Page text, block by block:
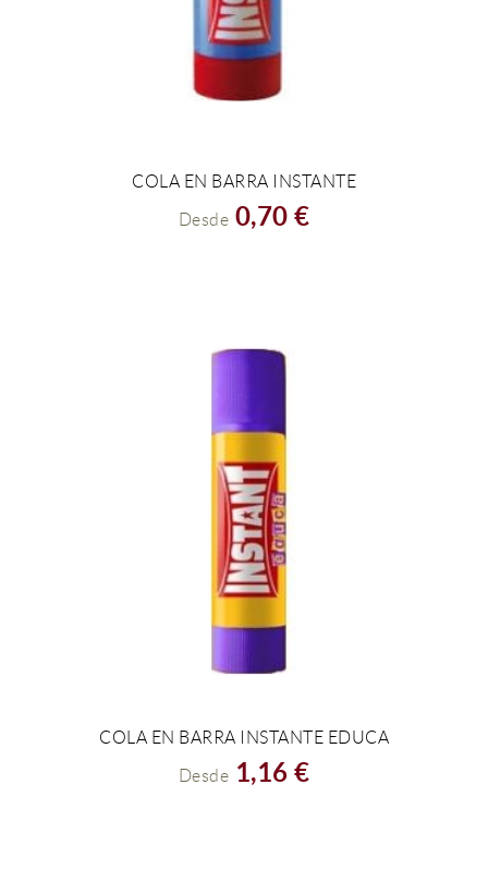
COLA EN BARRA INSTANTE
Desde 0,70 €
COLA EN BARRA INSTANTE EDUCA
Desde 1,16 €